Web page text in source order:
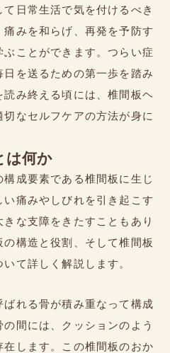
日常生活で気を付けるべき
みを和らげ、再発を予防す
ことができます。つらい症
を送るための第一歩を踏み
み終える頃には、椎間板ヘ
なセルフケアの方法が身に
は何か
成要素である椎間板に生じ
痛みやしびれを引き起こす
な支障をきたすこともあり
構造と役割、そして椎間板
て詳しく解説します。
れる骨が積み重なって構成
間には、クッションのよう
します。この椎間板のおか